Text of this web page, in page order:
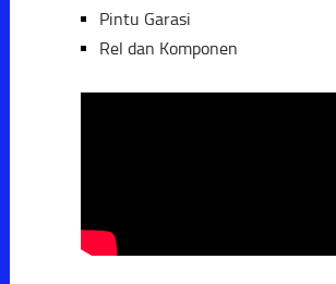
Pintu Garasi
Rel dan Komponen